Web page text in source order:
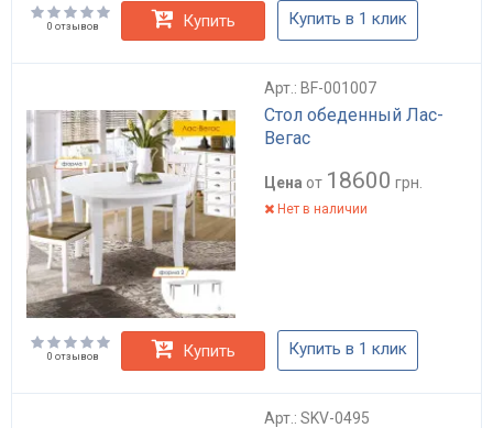
0 отзывов Купить Купить в 1 клик
Арт.: BF-001007
Стол обеденный Лас-
Вегас
Цена от 18600 грн.
Нет в наличии
0 отзывов Купить Купить в 1 клик
Арт.: SKV-0495